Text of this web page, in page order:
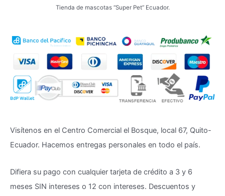
Tienda de mascotas “Super Pet” Ecuador.
Visítenos en el Centro Comercial el Bosque, local 67, Quito-
Ecuador. Hacemos entregas personales en todo el país.
Difiera su pago con cualquier tarjeta de crédito a 3 y 6
meses SIN intereses o 12 con intereses. Descuentos y